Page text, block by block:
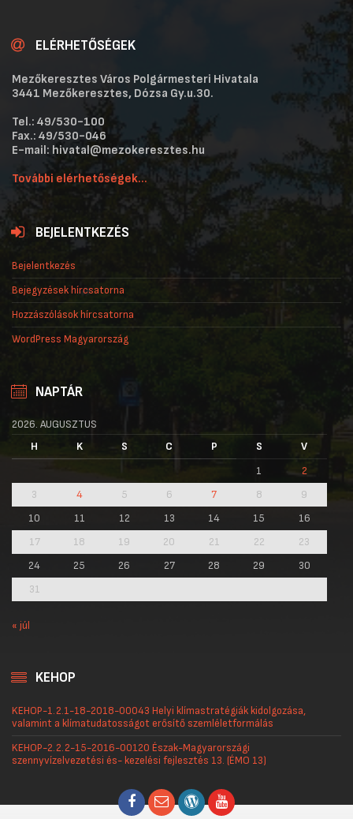
ELÉRHETŐSÉGEK
Mezőkeresztes Város Polgármesteri Hivatala
3441 Mezőkeresztes, Dózsa Gy.u.30.
Tel.: 49/530-100
Fax.: 49/530-046
E-mail: hivatal@mezokeresztes.hu
További elérhetőségek...
BEJELENTKEZÉS
Bejelentkezés
Bejegyzések hírcsatorna
Hozzászólások hírcsatorna
WordPress Magyarország
NAPTÁR
2026. AUGUSZTUS
H
K S C P S
V
1
2
3
4 5 6 7 8
9
10
11 12 13 14 15
16
17
18 19 20 21 22
23
24
25 26 27 28 29
30
31
« júl
KEHOP
KEHOP-1.2.1-18-2018-00043 Helyi klímastratégiák kidolgozása,
valamint a klímatudatosságot erősítő szemléletformálás
KEHOP-2.2.2-15-2016-00120 Észak-Magyarországi
szennyvízelvezetési és- kezelési fejlesztés 13. (ÉMO 13)